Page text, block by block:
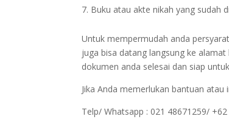
Buku atau akte nikah yang sudah
Untuk mempermudah anda
juga bisa datang langsung ke
dokumen anda selesai dan siap
Jika Anda memerlukan bantuan
Telp/ Whatsapp : 021 48671259/